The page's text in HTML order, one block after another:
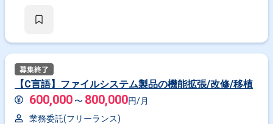
【C言語】ファイルシステム製品の機能拡張/改修/移植
600,000 〜 800,000円/月
業務委託(フリーランス)